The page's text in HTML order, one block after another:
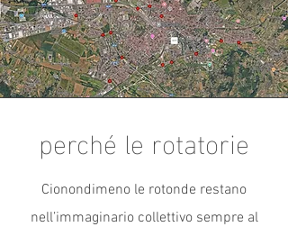
perché le rotatorie
Cionondimeno le rotonde restano
nell’immaginario collettivo sempre al